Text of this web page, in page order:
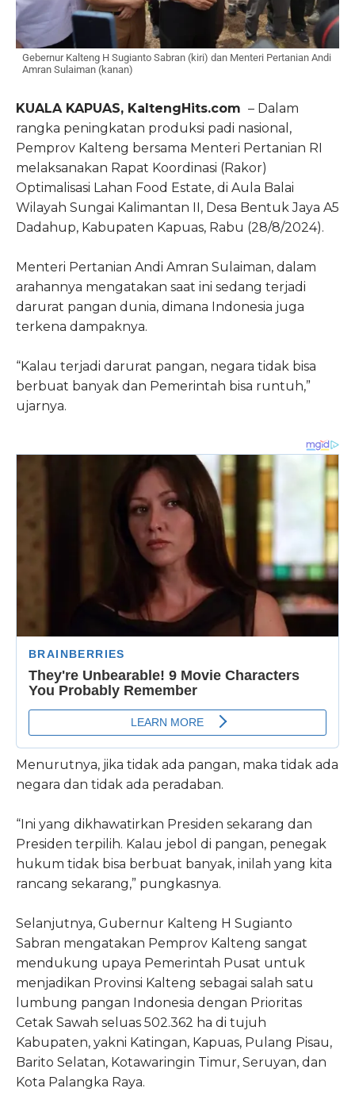
Gebernur Kalteng H Sugianto Sabran (kiri) dan Menteri Pertanian Andi
Amran Sulaiman (kanan)
KUALA KAPUAS, KaltengHits.com – Dalam
rangka peningkatan produksi padi nasional,
Pemprov Kalteng bersama Menteri Pertanian RI
melaksanakan Rapat Koordinasi (Rakor)
Optimalisasi Lahan Food Estate, di Aula Balai
Wilayah Sungai Kalimantan II, Desa Bentuk Jaya A5
Dadahup, Kabupaten Kapuas, Rabu (28/8/2024).
Menteri Pertanian Andi Amran Sulaiman, dalam
arahannya mengatakan saat ini sedang terjadi
darurat pangan dunia, dimana Indonesia juga
terkena dampaknya.
“Kalau terjadi darurat pangan, negara tidak bisa
berbuat banyak dan Pemerintah bisa runtuh,”
ujarnya.
Menurutnya, jika tidak ada pangan, maka tidak ada
negara dan tidak ada peradaban.
“Ini yang dikhawatirkan Presiden sekarang dan
Presiden terpilih. Kalau jebol di pangan, penegak
hukum tidak bisa berbuat banyak, inilah yang kita
rancang sekarang,” pungkasnya.
Selanjutnya, Gubernur Kalteng H Sugianto
Sabran mengatakan Pemprov Kalteng sangat
mendukung upaya Pemerintah Pusat untuk
menjadikan Provinsi Kalteng sebagai salah satu
lumbung pangan Indonesia dengan Prioritas
Cetak Sawah seluas 502.362 ha di tujuh
Kabupaten, yakni Katingan, Kapuas, Pulang Pisau,
Barito Selatan, Kotawaringin Timur, Seruyan, dan
Kota Palangka Raya.